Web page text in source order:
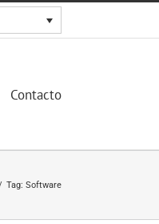
Contacto
/ Tag: Software